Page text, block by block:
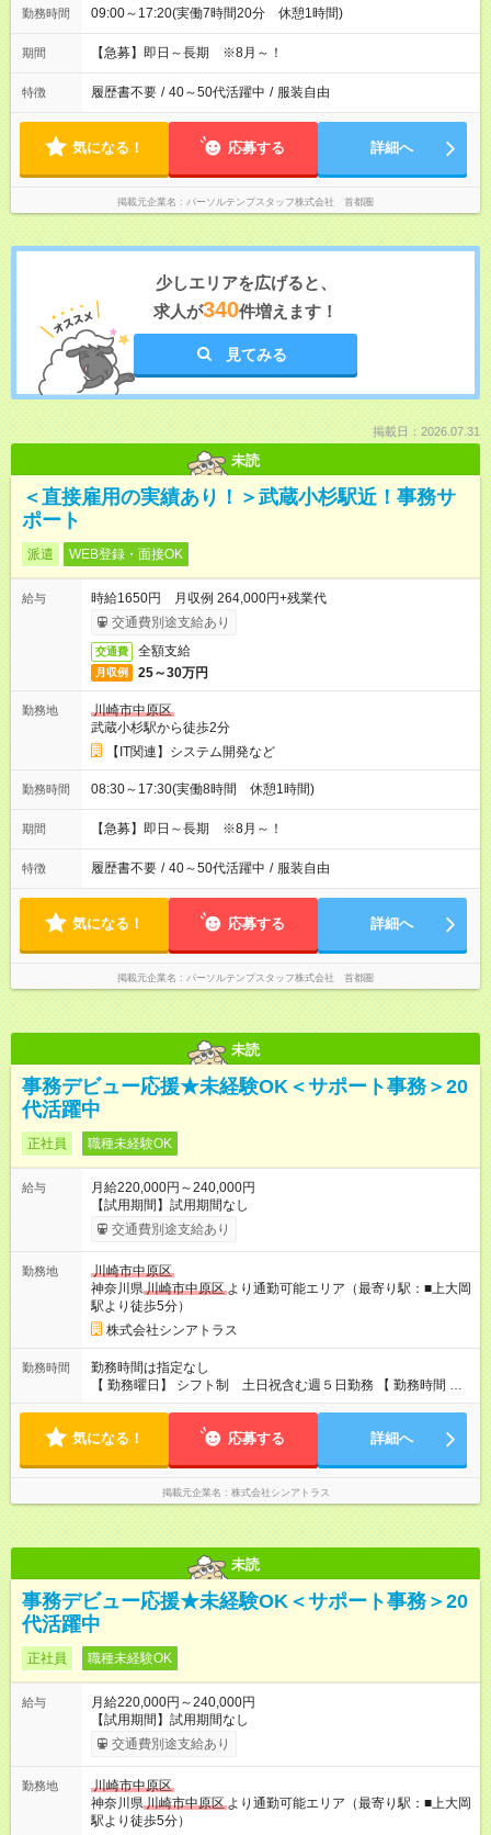
勤務時間 09:00～17:20(実働7時間20分 休憩1時間)
期間 【急募】即日～長期 ※8月～！
特徴 履歴書不要 / 40～50代活躍中 / 服装自由
気になる！ 応募する 詳細へ
掲載元企業名 パーソルテンプスタッフ株式会社 首都圏
少しエリアを広げると、
求人が340件増えます！
見てみる
掲載日：2026.07.31
未読
＜直接雇用の実績あり！＞武蔵小杉駅近！事務サ
ポート
派遣 WEB登録・面接OK
給与
時給1650円 月収例 264,000円+残業代
交通費別途支給あり
交通費 全額支給
月収例 25～30万円
勤務地
川崎市中原区
武蔵小杉駅から徒歩2分
【IT関連】システム開発など
勤務時間 08:30～17:30(実働8時間 休憩1時間)
期間 【急募】即日～長期 ※8月～！
特徴 履歴書不要 / 40～50代活躍中 / 服装自由
気になる！ 応募する 詳細へ
掲載元企業名 パーソルテンプスタッフ株式会社 首都圏
未読
事務デビュー応援★未経験OK＜サポート事務＞20
代活躍中
正社員 職種未経験OK
給与
月給220,000円～240,000円
【試用期間】試用期間なし
交通費別途支給あり
勤務地
川崎市中原区
神奈川県川崎市中原区 より通勤可能エリア（最寄り駅：■上大岡
駅より徒歩5分）
株式会社シンアトラス
勤務時間
勤務時間は指定なし
【 勤務曜日】 シフト制 土日祝含む週５日勤務 【 勤務時間 】
・ 9：00～20：00（実働8h／休憩１h） ※残業ほとんどありま
気になる！ 応募する 詳細へ
掲載元企業名 株式会社シンアトラス
未読
事務デビュー応援★未経験OK＜サポート事務＞20
代活躍中
正社員 職種未経験OK
給与
月給220,000円～240,000円
【試用期間】試用期間なし
交通費別途支給あり
勤務地
川崎市中原区
神奈川県川崎市中原区 より通勤可能エリア（最寄り駅：■上大岡
駅より徒歩5分）